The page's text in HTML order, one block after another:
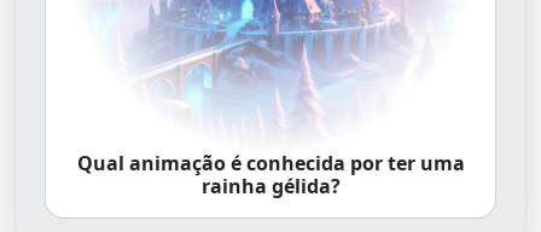
Qual animação é conhecida por ter uma
rainha gélida?